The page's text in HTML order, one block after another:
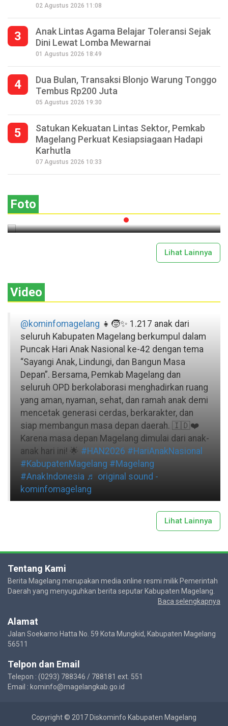
02 Agustus 2026 11:08
3
Anak Lintas Agama Belajar Toleransi Sejak
Dini Lewat Lomba Mewarnai
01 Agustus 2026 18:49
4
Dua Bulan, Transaksi Blonjo Warung Tonggo
Tembus Rp200 Juta
05 Agustus 2026 19:30
5
Satukan Kekuatan Lintas Sektor, Pemkab
Magelang Perkuat Kesiapsiagaan Hadapi
Karhutla
07 Agustus 2026 10:33
Foto
Saparan Mantran, Wujud Syukur
Masyarakat Petani Lereng Gunung
Lihat Lainnya
Video
@kominfomagelang 👧🧒✨ 1.217 anak dari
seluruh Kabupaten Magelang berkumpul dalam
Puncak Hari Anak Nasional ke-42 dengan tema
“Sayangi Anak, Lindungi, dan Bangun Masa
Depan”. Bersama, Pemkab Magelang dan
seluruh OPD berkolaborasi menghadirkan ruang
yang aman, nyaman, sehat, dan ramah anak demi
mencetak generasi cerdas, berkarakter, dan
siap membangun masa depan daerah. 🇮🇩❤️
Karena masa depan Magelang dimulai dari anak-
anak hari ini! 🌟 #HAN2026 #HariAnakNasional
#KabupatenMagelang #Magelang
#AnakIndonesia ♬ original sound -
kominfomagelang
Lihat Lainnya
Tentang Kami
Berita Magelang merupakan media online resmi milik Pemerintah
Daerah yang menyuguhkan berita seputar Kabupaten Magelang.
Baca selengkapnya
Alamat
Jalan Soekarno Hatta No. 59 Kota Mungkid, Kabupaten Magelang
56511
Telpon dan Email
Telepon : (0293) 788346 / 788181 ext. 551
Email : kominfo@magelangkab.go.id
Copyright © 2017 Diskominfo Kabupaten Magelang